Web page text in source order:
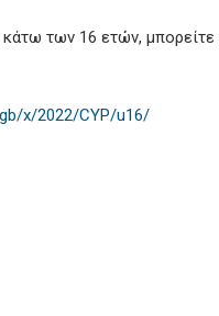
των 16 ετών,
x/2022/CYP/u16/